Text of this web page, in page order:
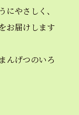
にやさしく、
お届けします
んげつのいろ